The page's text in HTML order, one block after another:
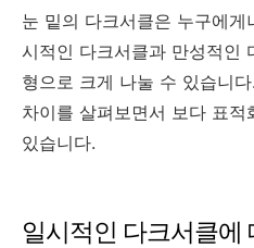
눈 밑의 다크서클은 누구에
시적인 다크서클과 만성적인
형으로 크게 나눌 수 있습니
차이를 살펴보면서 보다 표
있습니다.
일시적인 다크서클에